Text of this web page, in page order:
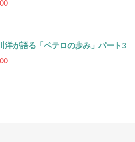
洋が語る「ペテロの歩み」パート3